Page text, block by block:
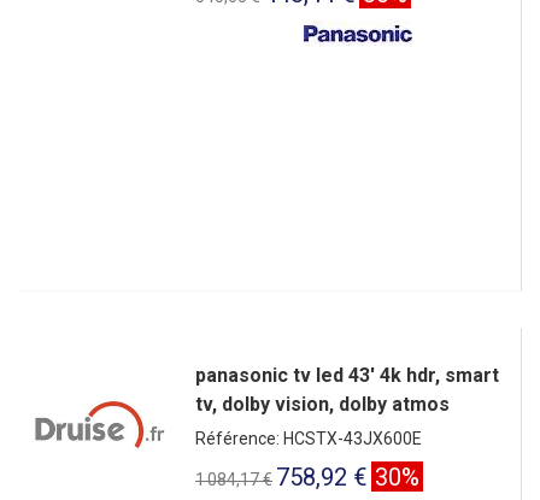
panasonic tv led 43' 4k hdr, smart
tv, dolby vision, dolby atmos
Référence: HCSTX-43JX600E
1 084,17 € 758,92 € 30%